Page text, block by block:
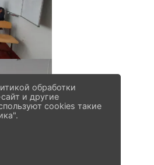
обработки
и другие
cookies такие